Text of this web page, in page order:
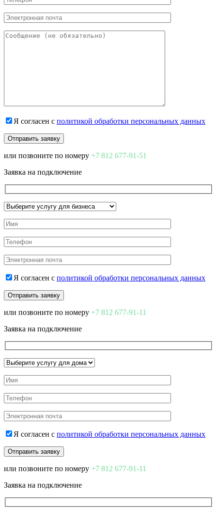
Я согласен с политикой обработки персональных данных
или позвоните по номеру +7 812 677-91-51
Заявка на подключение
Я согласен с политикой обработки персональных данных
или позвоните по номеру +7 812 677-91-11
Заявка на подключение
Я согласен с политикой обработки персональных данных
или позвоните по номеру +7 812 677-91-11
Заявка на подключение